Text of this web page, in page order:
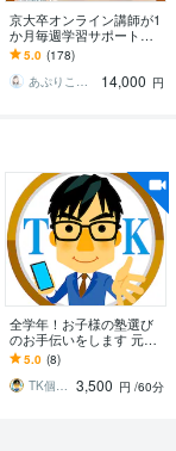
京大卒オンライン講師が1
か月毎週学習サポートし
ます 小テストも行う充実
サポートコース
5.0 (178)
あぷりこっと・学習支援
14,000 円
全学年！お子様の塾選び
のお手伝いをします 元教
室長が完全サポート！忖
度なしの塾選びコンサル
ティング！
5.0 (8)
TK個別指導Labo 3,500 円 /60分